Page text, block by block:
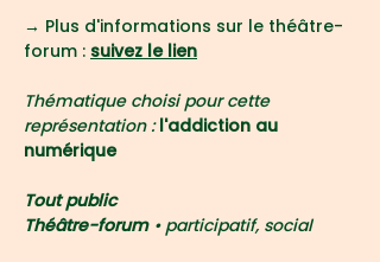
→ Plus d'informations sur le théâtre-
forum : suivez le lien
Thématique choisi pour cette
représentation : l'addiction au
numérique
Tout public
Théâtre-forum • participatif, social